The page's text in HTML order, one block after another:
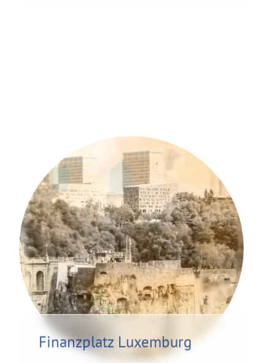
Finanzplatz Luxemburg